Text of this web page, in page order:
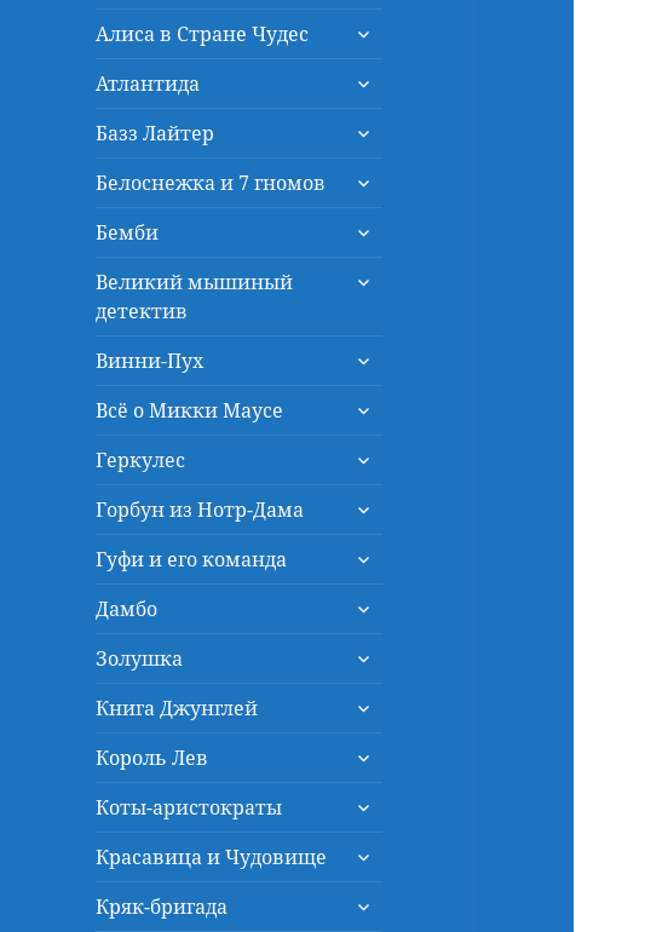
меню
Алиса в Стране Чудес
раскрыть
меню
Атлантида
раскрыть
меню
Базз Лайтер
раскрыть
меню
Белоснежка и 7 гномов
раскрыть
меню
Бемби
раскрыть
меню
Великий мышиный
детектив
раскрыть
Винни-Пух
раскрыть
меню
Всё о Микки Маусе
раскрыть
меню
Геркулес
раскрыть
меню
Горбун из Нотр-Дама
раскрыть
меню
Гуфи и его команда
раскрыть
меню
Дамбо
раскрыть
меню
Золушка
раскрыть
меню
Книга Джунглей
раскрыть
меню
Король Лев
раскрыть
меню
Коты-аристократы
раскрыть
меню
Красавица и Чудовище
раскрыть
меню
Кряк-бригада
раскрыть